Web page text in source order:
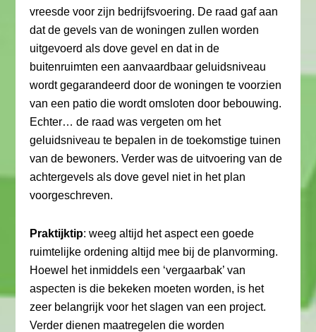
vreesde voor zijn bedrijfsvoering. De raad gaf aan
dat de gevels van de woningen zullen worden
uitgevoerd als dove gevel en dat in de
buitenruimten een aanvaardbaar geluidsniveau
wordt gegarandeerd door de woningen te voorzien
van een patio die wordt omsloten door bebouwing.
Echter… de raad was vergeten om het
geluidsniveau te bepalen in de toekomstige tuinen
van de bewoners. Verder was de uitvoering van de
achtergevels als dove gevel niet in het plan
voorgeschreven.
Praktijktip: weeg altijd het aspect een goede
ruimtelijke ordening altijd mee bij de planvorming.
Hoewel het inmiddels een ‘vergaarbak’ van
aspecten is die bekeken moeten worden, is het
zeer belangrijk voor het slagen van een project.
Verder dienen maatregelen die worden